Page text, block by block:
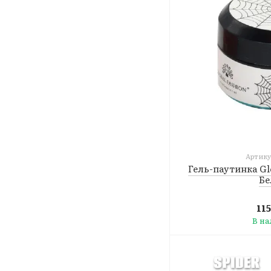
Гель-паутинка
В